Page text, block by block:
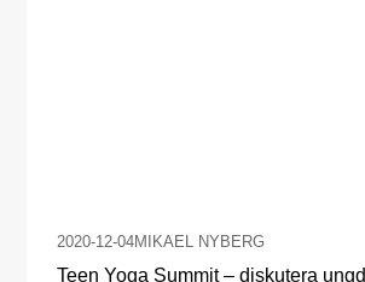
2020-12-04MIKAEL NYBERG
Teen Yoga Summit – diskutera